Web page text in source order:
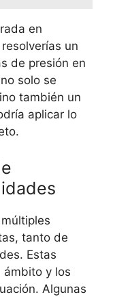
en
un
de presión en
solo se
también un
aplicar lo
tanto de
Estas
ámbito y los
Algunas